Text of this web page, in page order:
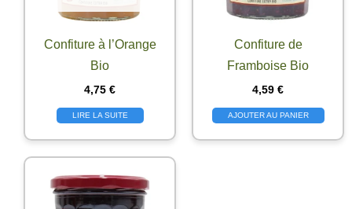
Confiture à l’Orange
Bio
4,75 €
LIRE LA SUITE
Confiture de
Framboise Bio
4,59 €
AJOUTER AU PANIER